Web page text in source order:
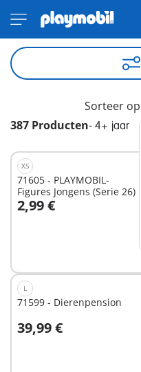
387 Producten- 4+ jaar
Sorteer op
XS
71605 - PLAYMOBIL-
Figures Jongens (Serie 26)
2,99 €
L
71599 - Dierenpension
39,99 €